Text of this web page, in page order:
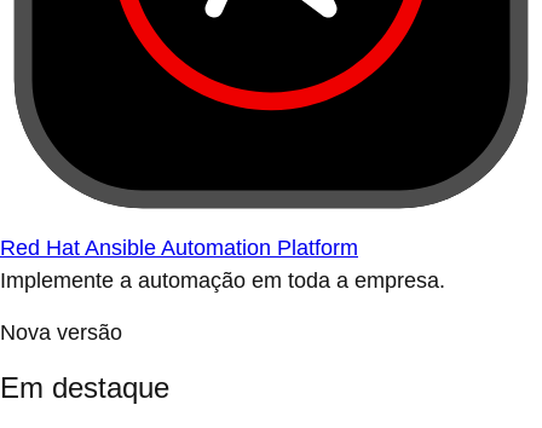
Red Hat Ansible Automation Platform
Implemente a automação em toda a empresa.
Nova versão
Em destaque